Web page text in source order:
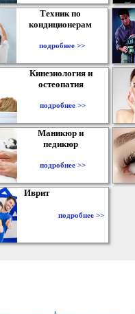
Техник по
кондиционерам
подробнее >>
Кинезиология и
остеопатия
подробнее >>
Маникюр и
педикюр
подробнее >>
Иврит
подробнее >>